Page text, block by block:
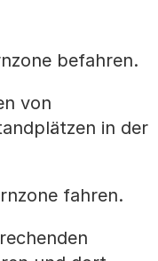
befahren.
von
in der
fahren.